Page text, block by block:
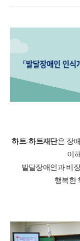
하트-하트재단은 장
이
발달장애인과 비
행복한